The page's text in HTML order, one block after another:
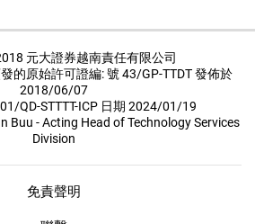
元大證券越南責任有限公司
的原始許可證編: 號 43/GP-TTDT 發佈於
2018/06/07
QD-STTTT-ICP 日期 2024/01/19
Buu - Acting Head of Technology Services
Division
免責聲明